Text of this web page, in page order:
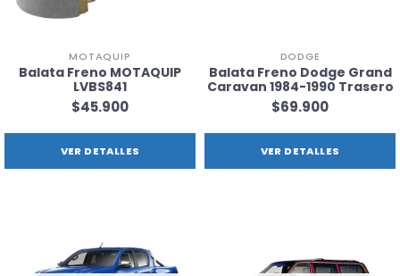
MOTAQUIP
Balata Freno MOTAQUIP
LVBS841
$45.900
VER DETALLES
DODGE
Balata Freno Dodge Grand
Caravan 1984-1990 Trasero
$69.900
VER DETALLES